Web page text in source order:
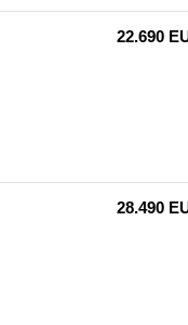
22.690
28.490